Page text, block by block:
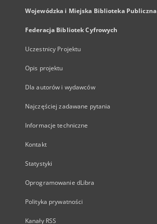
Wojewódzka i Miejska Biblioteka Publiczna
Federacja Bibliotek Cyfrowych
Uczestnicy Projektu
Opis projektu
Dla autorów i wydawców
Najczęściej zadawane pytania
Informacje techniczne
Kontakt
Statystyki
Oprogramowanie dLibra
Polityka prywatności
Kanały RSS